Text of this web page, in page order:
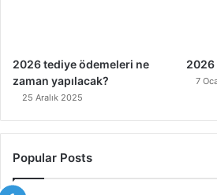
2026 tediye ödemeleri ne
zaman yapılacak?
25 Aralık 2025
2026
7
Popular Posts